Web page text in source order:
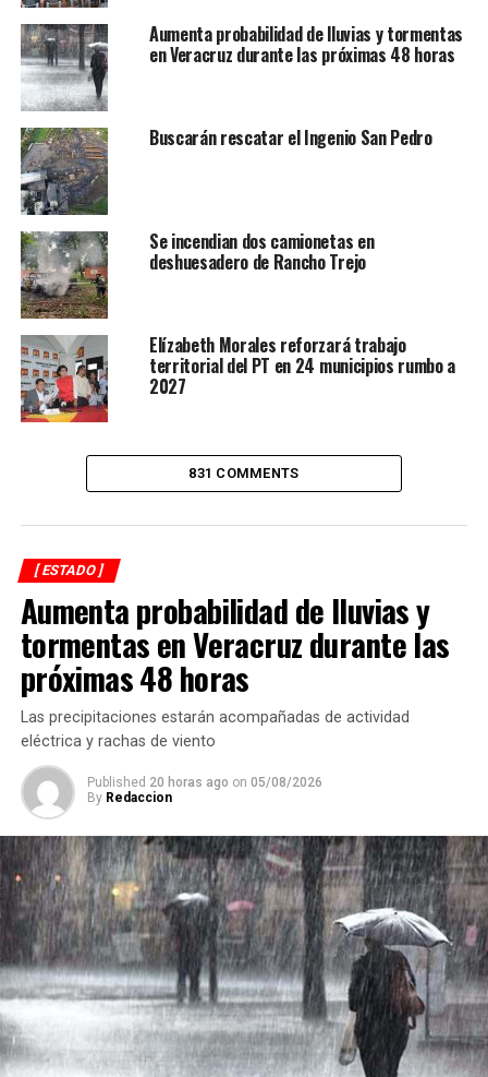
Las autoridades de Protección Civil llaman a mantenerse
informados por fuentes oficiales y a atender las
recomendaciones que emitan los municipios ante el
desarrollo del fenómeno climatológico.
RELATED TOPICS:
DESPUÉS
Persistirán noches frías y posibles heladas
ANTES
Advierten nuevo frente frío para Veracruz
Aumenta probabilidad de lluvias y tormentas
en Veracruz durante las próximas 48 horas
Buscarán rescatar el Ingenio San Pedro
Se incendian dos camionetas en
deshuesadero de Rancho Trejo
Elízabeth Morales reforzará trabajo
territorial del PT en 24 municipios rumbo a
2027
831 COMMENTS
[ ESTADO ]
Aumenta probabilidad de lluvias y
tormentas en Veracruz durante las
próximas 48 horas
Las precipitaciones estarán acompañadas de actividad
eléctrica y rachas de viento
Published 20 horas ago on 05/08/2026
By Redaccion